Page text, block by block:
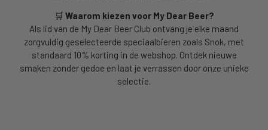
🛒 Waarom kiezen voor My Dear Beer?
Als lid van de My Dear Beer Club ontvang je elke maand
zorgvuldig geselecteerde speciaalbieren zoals Snok, met
standaard 10% korting in de webshop. Ontdek nieuwe
smaken zonder gedoe en laat je verrassen door onze unieke
selectie.